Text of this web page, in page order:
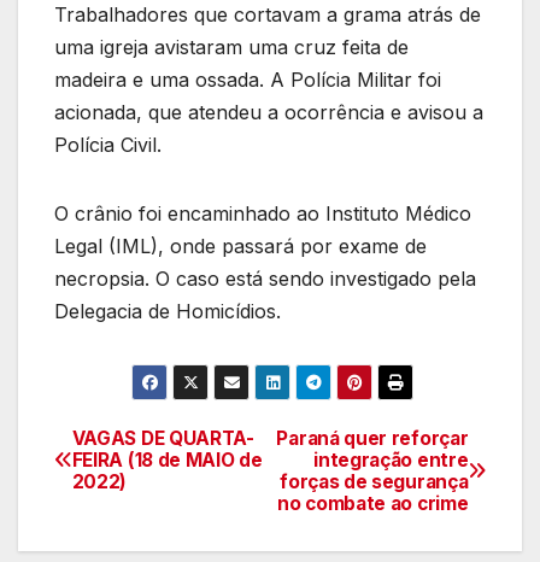
Trabalhadores que cortavam a grama atrás de
uma igreja avistaram uma cruz feita de
madeira e uma ossada. A Polícia Militar foi
acionada, que atendeu a ocorrência e avisou a
Polícia Civil.
O crânio foi encaminhado ao Instituto Médico
Legal (IML), onde passará por exame de
necropsia. O caso está sendo investigado pela
Delegacia de Homicídios.
Navegação
de
artigos
Paraná quer reforçar
integração entre
forças de segurança
no combate ao crime
VAGAS DE QUARTA-
FEIRA (18 de MAIO de
2022)